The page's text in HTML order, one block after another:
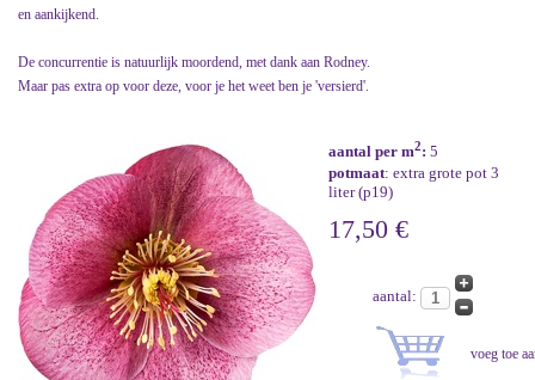
en aankijkend.
De concurrentie is natuurlijk moordend, met dank aan Rodney.
Maar pas extra op voor deze, voor je het weet ben je 'versierd'.
aantal per m2: 5
potmaat: extra grote pot 3
liter (p19)
17,50 €
aantal: